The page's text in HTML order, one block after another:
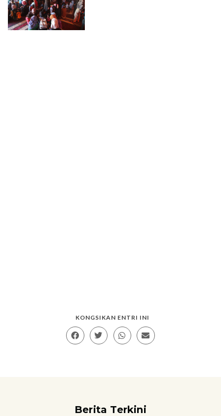
KONGSIKAN ENTRI INI
Berita Terkini